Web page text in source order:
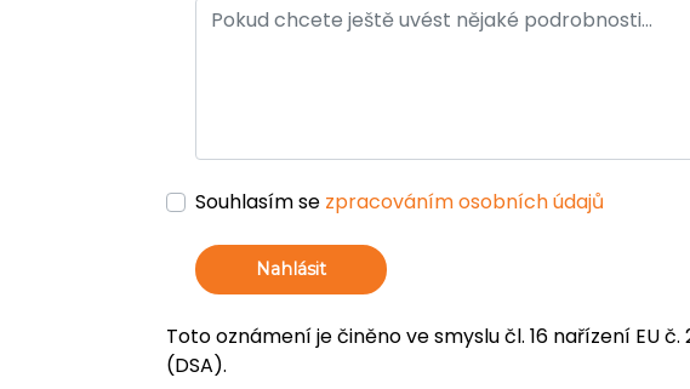
Souhlasím se zpracováním osobních údajů
Nahlásit
Toto oznámení je činěno ve smyslu čl. 16 nařízení EU
(DSA).